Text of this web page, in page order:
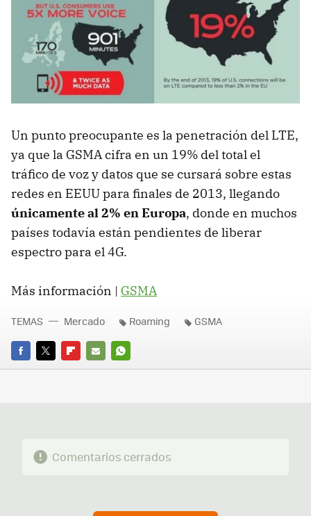
Un punto preocupante es la penetración del LTE,
ya que la GSMA cifra en un 19% del total el
tráfico de voz y datos que se cursará sobre estas
redes en EEUU para finales de 2013, llegando
únicamente al 2% en Europa, donde en muchos
países todavía están pendientes de liberar
espectro para el 4G.
Más información | GSMA
FACEBOOK
TWITTERFLIPBOARD
E-
WHATSAPP
TEMAS Mercado Roaming GSMA
Comentarios cerrados